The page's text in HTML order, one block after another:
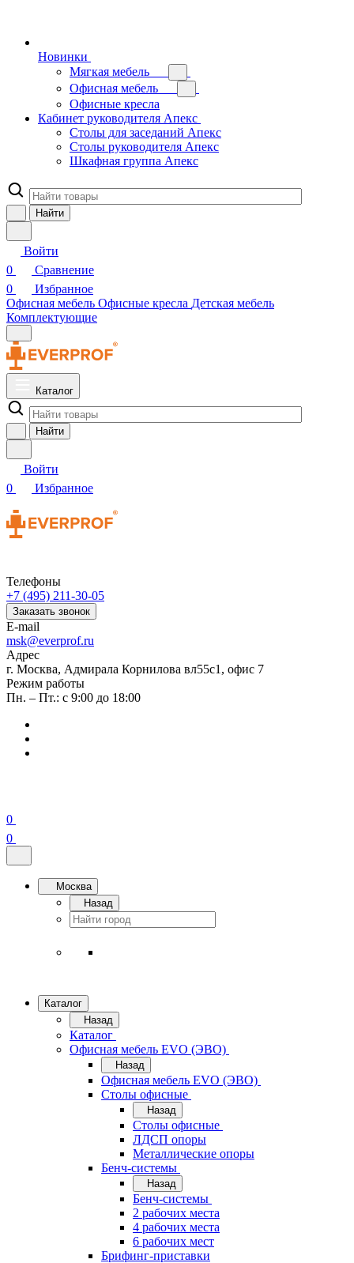
Новинки
Мягкая мебель
Офисная мебель
Офисные кресла
Кабинет руководителя Апекс
Столы для заседаний Апекс
Столы руководителя Апекс
Шкафная группа Апекс
Найти
Войти
0
Сравнение
0
Избранное
Офисная мебель Офисные кресла Детская мебель
Комплектующие
Каталог
Найти
Войти
0
Избранное
Телефоны
+7 (495) 211-30-05
Заказать звонок
E-mail
msk@everprof.ru
Адрес
г. Москва, Адмирала Корнилова вл55с1, офис 7
Режим работы
Пн. – Пт.: с 9:00 до 18:00
0
0
Москва
Назад
Каталог
Назад
Каталог
Офисная мебель EVO (ЭВО)
Назад
Офисная мебель EVO (ЭВО)
Cтолы офисные
Назад
Cтолы офисные
ЛДСП опоры
Металлические опоры
Бенч-системы
Назад
Бенч-системы
2 рабочих места
4 рабочих места
6 рабочих мест
Брифинг-приставки